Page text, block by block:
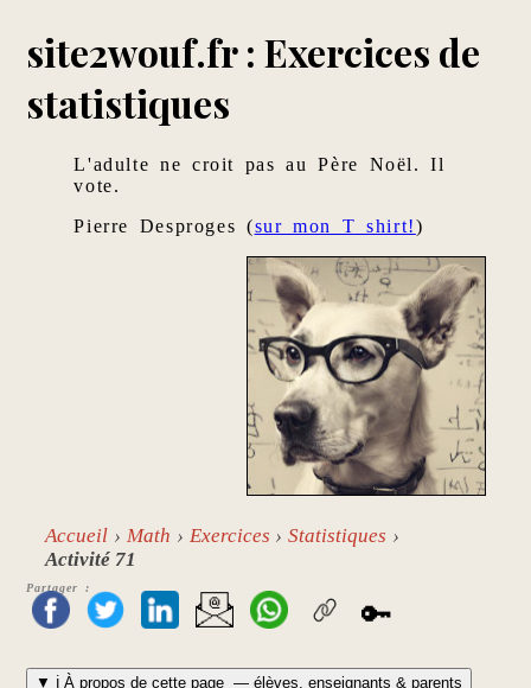
site2wouf.fr : Exercices de
statistiques
L'adulte ne croit pas au Père Noël. Il
vote.
Pierre Desproges (sur mon T shirt!)
Accueil Math Exercices
Statistiques
Activité 71
Partager :
🔑
▼ ℹ️ À propos de cette page — élèves, enseignants & parents